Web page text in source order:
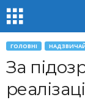
ГОЛОВНІ
За